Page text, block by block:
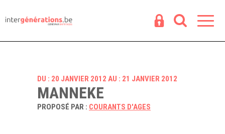
DU : 20 JANVIER 2012 AU : 21 JANVIER 2012
MANNEKE
PROPOSÉ PAR : COURANTS D'AGES